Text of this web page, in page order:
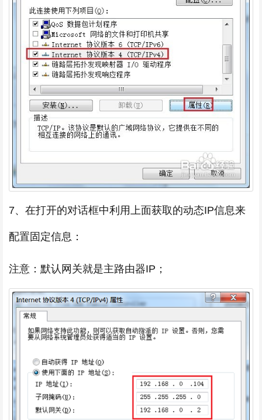
7、在打开的对话框中利用上面获取的动态IP信息来
配置固定信息：
注意：默认网关就是主路由器IP；